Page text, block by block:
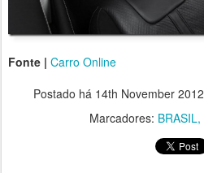
Fonte | Carro Online
Postado há 14th November 2012
Marcadores: BRASIL